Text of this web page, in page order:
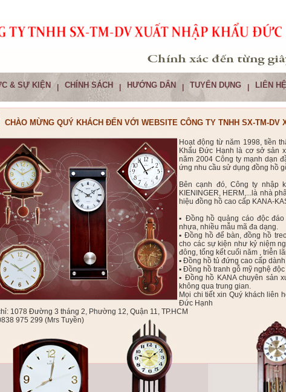
& SỰ KIỆN CHÍNH SÁCH HƯỚNG DẨN TUYỂN DỤNG LIÊN HỆ
CHÀO MỪNG QUÝ KHÁCH ĐẾN VỚI WEBSITE CÔNG TY TNHH SX-TM-DV
Hoạt động từ năm 1998, tiền
Khẩu Đức Hạnh là cơ sở sản
năm 2004 Công ty mạnh dạn
ứng nhu cầu sử dụng đồng hồ
Bên cạnh đó, Công ty nhập
KIENINGER, HERM,...là nhà
hiệu đồng hồ cao cấp KANA-
▪ Đồng hồ quảng cáo độc
nhựa, nhiều mẫu mã đa dạng.
▪ Đồng hồ để bàn, đồng hồ
cho các sự kiện như kỷ niệm
đông, tổng kết cuối năm , triễn
▪ Đồng hồ tủ đứng cao cấp
▪ Đồng hồ tranh gỗ mỹ nghệ
▪ Đồng hồ KANA chuyên sản
không qua trung gian.
Mọi chi tiết xin Quý khách liên
Đức Hạnh
1078 Đường 3 tháng 2, Phường 12, Quận 11, TP.HCM
975 299 (Mrs Tuyền)